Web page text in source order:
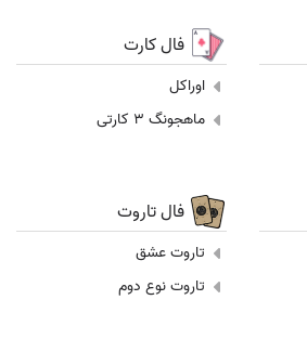
فال کارت
اوراکل
ماهجونگ 3 کارتی
فال تاروت
تاروت عشق
تاروت نوع دوم